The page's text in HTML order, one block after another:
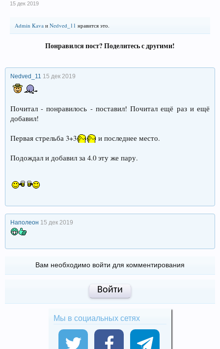
15 дек 2019
Admin Kava и Nedved_11 нравится это.
Понравился пост? Поделитесь с другими!
Nedved_11 15 дек 2019
Почитал - понравилось - поставил! Почитал ещё раз и ещё
добавил!
Первая стрельба 3+3 и последнее место.
Подождал и добавил за 4.0 эту же пару.
Наполеон 15 дек 2019
Вам необходимо войти для комментирования
Войти
Мы в социальных сетях